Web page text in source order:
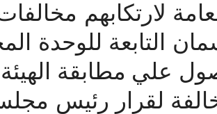
لارتكابهم
للوحدة
مطابقة الهيئة
لقرار رئيس مجلس